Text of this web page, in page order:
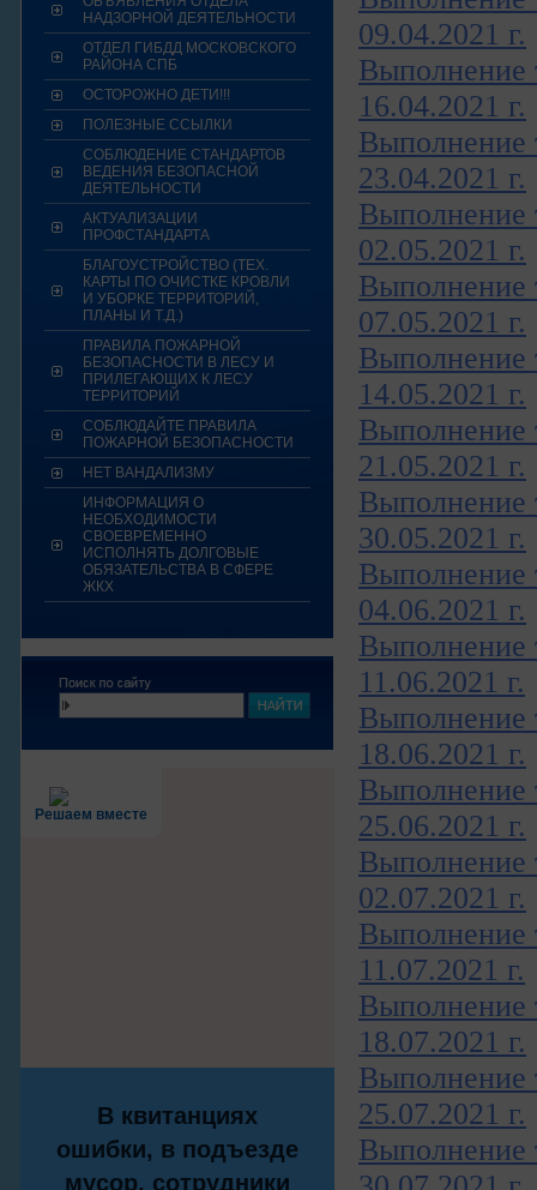
НАДЗОРНОЙ ДЕЯТЕЛЬНОСТИ
ОТДЕЛ ГИБДД МОСКОВСКОГО
РАЙОНА СПБ
ОСТОРОЖНО ДЕТИ!!!
ПОЛЕЗНЫЕ ССЫЛКИ
СОБЛЮДЕНИЕ СТАНДАРТОВ
ВЕДЕНИЯ БЕЗОПАСНОЙ
ДЕЯТЕЛЬНОСТИ
АКТУАЛИЗАЦИИ
ПРОФСТАНДАРТА
БЛАГОУСТРОЙСТВО (ТЕХ.
КАРТЫ ПО ОЧИСТКЕ КРОВЛИ
И УБОРКЕ ТЕРРИТОРИЙ,
ПЛАНЫ И Т.Д.)
ПРАВИЛА ПОЖАРНОЙ
БЕЗОПАСНОСТИ В ЛЕСУ И
ПРИЛЕГАЮЩИХ К ЛЕСУ
ТЕРРИТОРИЙ
СОБЛЮДАЙТЕ ПРАВИЛА
ПОЖАРНОЙ БЕЗОПАСНОСТИ
НЕТ ВАНДАЛИЗМУ
ИНФОРМАЦИЯ О
НЕОБХОДИМОСТИ
СВОЕВРЕМЕННО
ИСПОЛНЯТЬ ДОЛГОВЫЕ
ОБЯЗАТЕЛЬСТВА В СФЕРЕ
ЖКХ
Решаем вместе
В квитанциях
ошибки, в подъезде
мусор, сотрудники
09.04.2021 г.
Выполнение
16.04.2021 г.
Выполнение
23.04.2021 г.
Выполнение
02.05.2021 г.
Выполнение
07.05.2021 г.
Выполнение
14.05.2021 г.
Выполнение
21.05.2021 г.
Выполнение
30.05.2021 г.
Выполнение
04.06.2021 г.
Выполнение
11.06.2021 г.
Выполнение
18.06.2021 г.
Выполнение
25.06.2021 г.
Выполнение
02.07.2021 г.
Выполнение
11.07.2021 г.
Выполнение
18.07.2021 г.
Выполнение
25.07.2021 г.
Выполнение